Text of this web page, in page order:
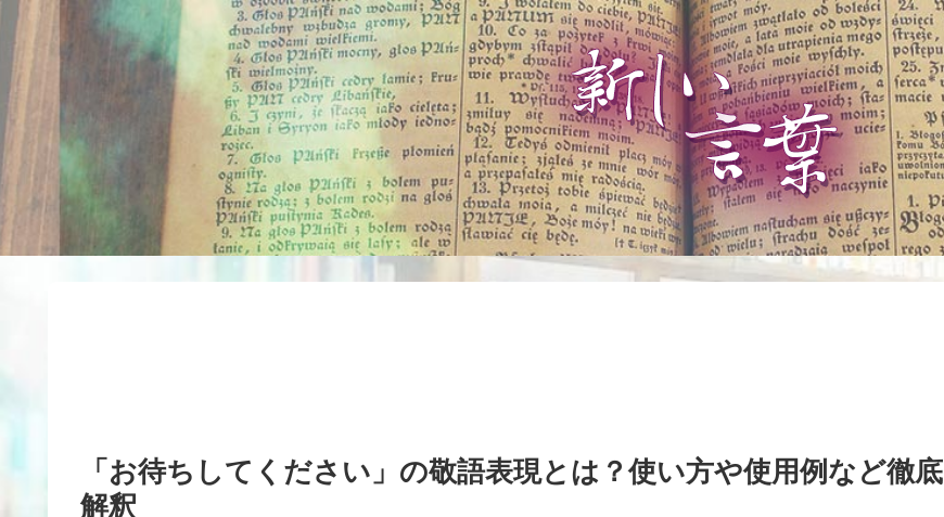
「お待ちしてください」の敬語表現とは？使い方や使用例など徹底
解釈